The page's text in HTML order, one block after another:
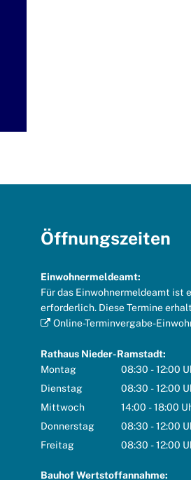
Öffnungszeiten
Einwohnermeldeamt:
Für das Einwohnermeldeamt ist
erforderlich. Diese Termine
Online-Terminvergabe-
Rathaus Nieder-Ramstadt:
Montag
08:30 -12:00
Von 08:30 bis
Dienstag 08:30 -12:00
Von 08:30 bis
Mittwoch 14:00 -18:00
Von 14:00 bis
Donnerstag 08:30 -12:00
Von 08:30 bis
Freitag 08:30 -12:00
Bauhof Wertstoffannahme: